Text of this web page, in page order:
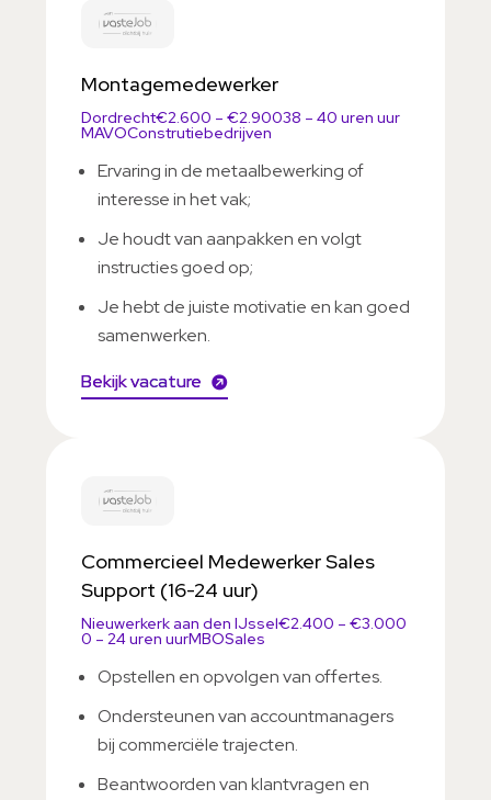
Montagemedewerker
Dordrecht€2.600 – €2.90038 – 40 uren uur
MAVOConstrutiebedrijven
Ervaring in de metaalbewerking of
interesse in het vak;
Je houdt van aanpakken en volgt
instructies goed op;
Je hebt de juiste motivatie en kan goed
samenwerken.
Bekijk vacature
Commercieel Medewerker Sales
Support (16-24 uur)
Nieuwerkerk aan den IJssel€2.400 – €3.000
0 – 24 uren uurMBOSales
Opstellen en opvolgen van offertes.
Ondersteunen van accountmanagers
bij commerciële trajecten.
Beantwoorden van klantvragen en